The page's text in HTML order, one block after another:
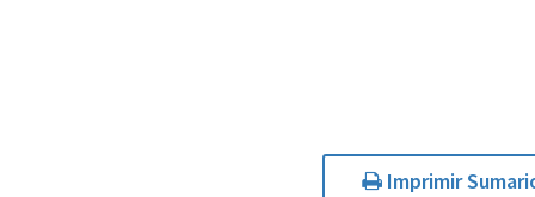
Imprimir